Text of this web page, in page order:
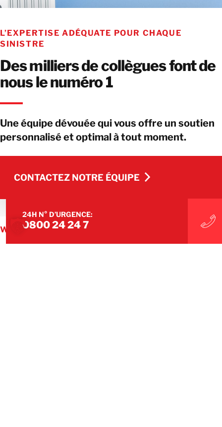
L’EXPERTISE ADÉQUATE POUR CHAQUE
SINISTRE
Des milliers de collègues font de
nous le numéro 1
Une équipe dévouée qui vous offre un soutien
personnalisé et optimal à tout moment.
CONTACTEZ NOTRE ÉQUIPE
CONTACTEZ NOTRE ÉQUIPE
WE MAKE IT UNDONE
24H N° D’URGENCE:
0800 24 24 7